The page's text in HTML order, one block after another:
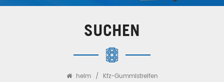
SUCHEN
heim / Kfz-Gummistreifen